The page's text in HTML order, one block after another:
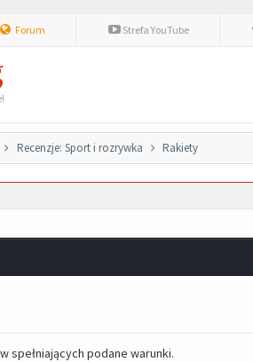
Forum Strefa YouTube
Recenzje: Sport i rozrywka Rakiety
spełniających podane warunki.